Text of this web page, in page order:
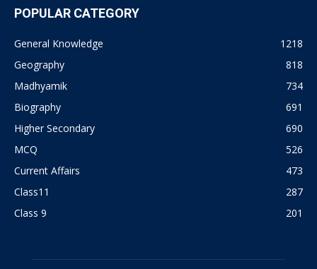
POPULAR CATEGORY
General Knowledge
1218
Geography
818
Madhyamik
734
Biography
691
Higher Secondary
690
MCQ
526
Current Affairs
473
Class11
287
Class 9
201